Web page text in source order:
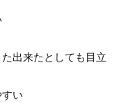
出来たとしても目立
い